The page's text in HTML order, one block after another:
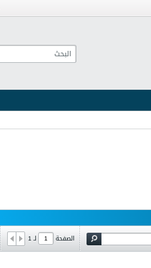
الصفحة لـ1